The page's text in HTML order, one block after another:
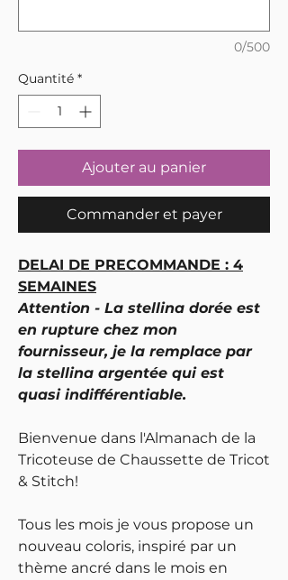
0/500
Quantité *
Ajouter au panier
Commander et payer
DELAI DE PRECOMMANDE : 4
SEMAINES
Attention - La stellina dorée est
en rupture chez mon
fournisseur, je la remplace par
la stellina argentée qui est
quasi indifférentiable.
Bienvenue dans l'Almanach de la
Tricoteuse de Chaussette de Tricot
& Stitch!
Tous les mois je vous propose un
nouveau coloris, inspiré par un
thème ancré dans le mois en